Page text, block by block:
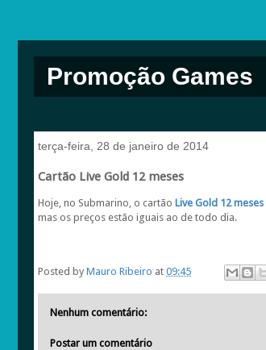
Promoção Games
terça-feira, 28 de janeiro de 2014
Cartão Live Gold 12 meses
Hoje, no Submarino, o cartão Live Gold 12 meses
mas os preços estão iguais ao de todo dia.
Posted by Mauro Ribeiro at 09:45
Nenhum comentário:
Postar um comentário